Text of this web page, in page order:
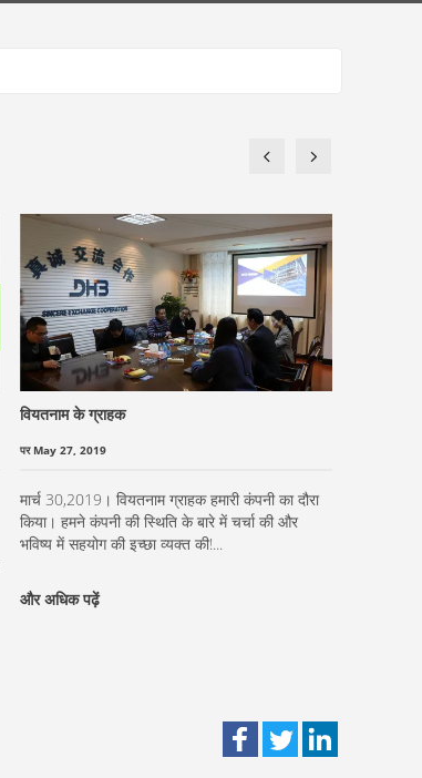
वियतनाम के ग्राहक
पर May 27, 2019
मार्च 30,2019। वियतनाम ग्राहक हमारी कंपनी का दौरा
किया। हमने कंपनी की स्थिति के बारे में चर्चा की और
भविष्य में सहयोग की इच्छा व्यक्त की!...
और अधिक पढ़ें